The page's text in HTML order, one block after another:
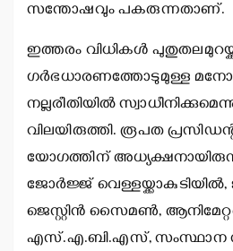
സന്തോഷവും പകരുന്നതാണ്.
ഇത്തരം വിധികള്‍
ഗര്‍ഭധാരണത്തോടുമുള്ള
നല്ലരീതിയില്‍
വിലയിരുത്തി. രൂപത
യോഗത്തിന്
ജോര്‍ജ്ജ് വെള്ളയ്ക്കാകുടിയില്‍,
ജെസ്റ്റിന്‍ സൈമണ്‍,
എസ്.എ.ബി.എസ്, സംസ്ഥാന